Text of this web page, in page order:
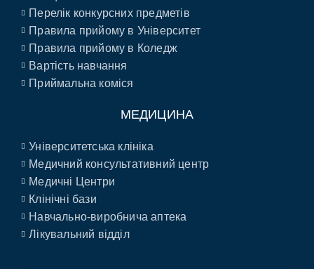
Перелік конкурсних предметів
Правила прийому в Університет
Правила прийому в Коледж
Вартість навчання
Приймальна коміся
МЕДИЦИНА
Університетська клініка
Медичний консультативний центр
Медичні Центри
Клінічні бази
Навчально-виробнича аптека
Лікувальний відділ